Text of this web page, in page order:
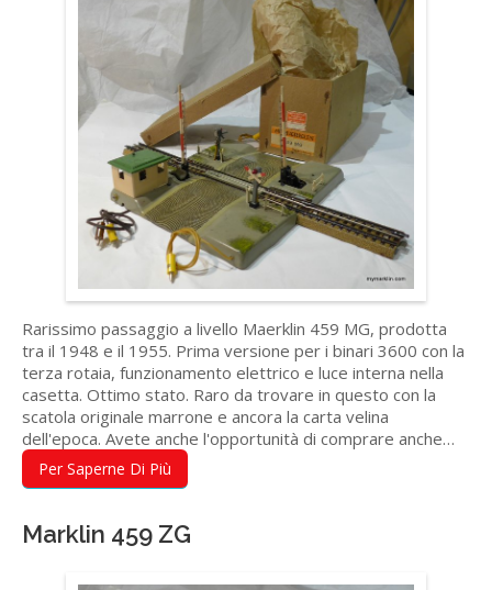
Rarissimo passaggio a livello Maerklin 459 MG, prodotta
tra il 1948 e il 1955. Prima versione per i binari 3600 con la
terza rotaia, funzionamento elettrico e luce interna nella
casetta. Ottimo stato. Raro da trovare in questo con la
scatola originale marrone e ancora la carta velina
dell'epoca. Avete anche l'opportunità di comprare anche…
Per Saperne Di Più
Marklin 459 ZG